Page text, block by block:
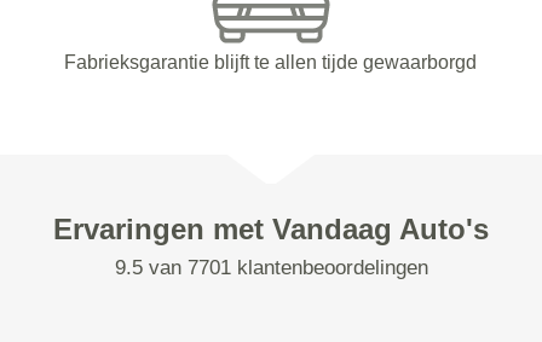
Fabrieksgarantie blijft te allen tijde gewaarborgd
Ervaringen met Vandaag Auto's
9.5 van 7701 klantenbeoordelingen